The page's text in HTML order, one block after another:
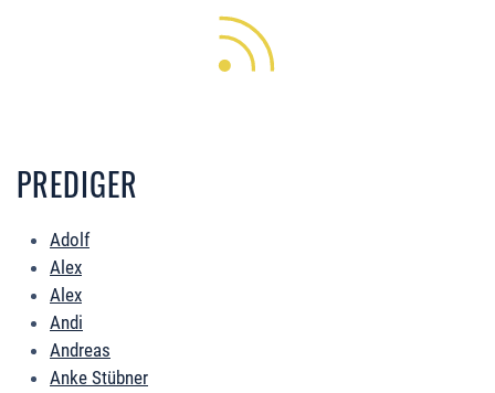
PREDIGER
Adolf
Alex
Alex
Andi
Andreas
Anke Stübner